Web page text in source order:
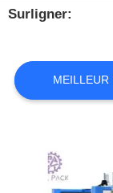
SITE
Surligner:
MEILLEUR